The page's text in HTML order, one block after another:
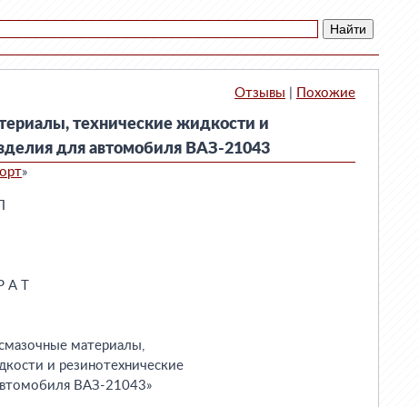
Отзывы Похожие
технические жидкости и
для автомобиля ВАЗ-21043
»